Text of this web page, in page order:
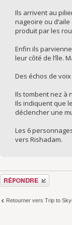
Ils arrivent au
nageoire ou
produit par les
Enfin ils
leur côté de l’île.
Des échos de
Ils tombent nez à
Ils indiquent que
déclencher une
Les 6
vers Rishadam.
Répondre
Retourner vers Trip to